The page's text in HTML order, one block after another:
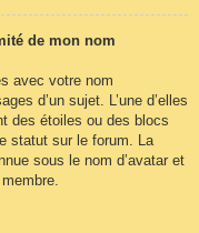
de mon nom
avec votre nom
d’un sujet. L’une d’elles
des étoiles ou des blocs
statut sur le forum. La
sous le nom d’avatar et